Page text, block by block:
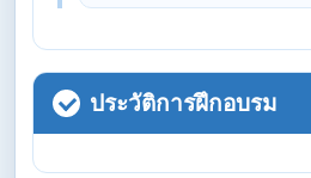
ประวัติการฝึกอบรม